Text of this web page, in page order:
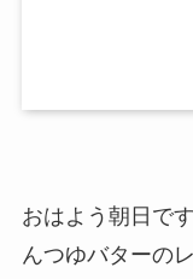
おはよう朝日で
んつゆバターの